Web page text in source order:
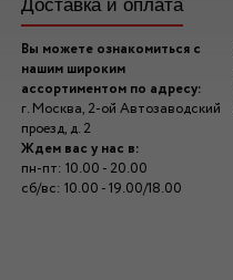
Доставка и оплата
Вы можете ознакомиться с
нашим широким
ассортиментом по адресу:
г. Москва, 2-ой Автозаводский
проезд, д. 2
Ждем вас у нас в:
пн-пт: 10.00 - 20.00
сб/вс: 10.00 - 19.00/18.00